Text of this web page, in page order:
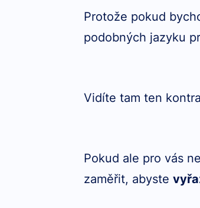
Protože pokud
podobných jazyku
Vidíte tam ten
Pokud ale pro vás
zaměřit, abyste